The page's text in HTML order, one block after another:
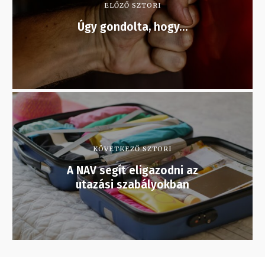
ELŐZŐ SZTORI
Úgy gondolta, hogy…
KÖVETKEZŐ SZTORI
A NAV segít eligazodni az
utazási szabályokban